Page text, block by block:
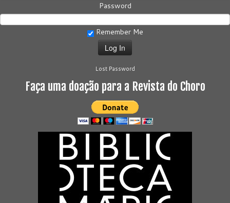
Password
Remember Me
Lost Password
Faça uma doação para a Revista do Choro